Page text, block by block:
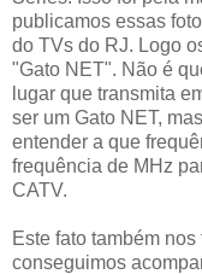
publicamos essas
do TVs do RJ. Logo
"Gato NET". Não é
lugar que transmita
ser um Gato NET,
entender a que
frequência de MHz
CATV.
Este fato também
conseguimos